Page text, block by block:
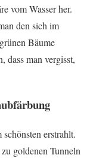
vom Wasser her.
den sich im
Bäume
dass man vergisst,
erstrahlt.
goldenen Tunneln